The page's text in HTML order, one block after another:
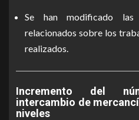
Se han modificado las
relacionados sobre los
realizados.
Incremento del
intercambio de
niveles